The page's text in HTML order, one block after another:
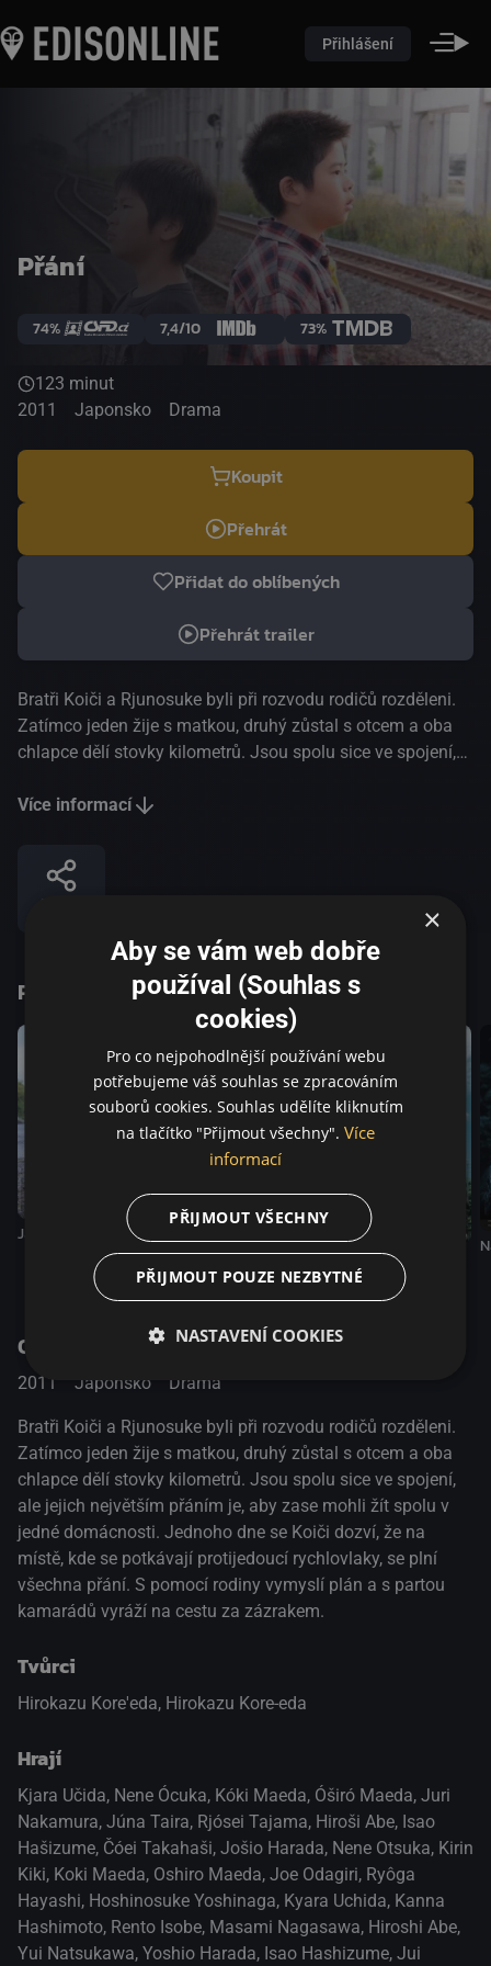
Přihlášení
Přání
74% 7,4/10 73%
123 minut
2011
Japonsko Drama
Koupit
Přehrát
Přidat do oblíbených
Přehrát trailer
Bratři Koiči a Rjunosuke byli při rozvodu rodičů rozděleni.
Zatímco jeden žije s matkou, druhý zůstal s otcem a oba
chlapce dělí stovky kilometrů. Jsou spolu sice ve spojení,
jedné domácnosti. Jednoho dne se Koiči dozví, že na
všechna přání. S pomocí rodiny vymyslí plán a s partou
kamarádů vyráží na cestu za zázrakem.
Více informací
Podobné tituly
Jaký otec, takový syn
Nafukovací panna
Po bouři
O pořadu
2011 Japonsko Drama
Bratři Koiči a Rjunosuke byli při rozvodu rodičů rozděleni.
Zatímco jeden žije s matkou, druhý zůstal s otcem a oba
chlapce dělí stovky kilometrů. Jsou spolu sice ve spojení,
ale jejich největším přáním je, aby zase mohli žít spolu v
jedné domácnosti. Jednoho dne se Koiči dozví, že na
místě, kde se potkávají protijedoucí rychlovlaky, se plní
všechna přání. S pomocí rodiny vymyslí plán a s partou
kamarádů vyráží na cestu za zázrakem.
Tvůrci
Hirokazu Kore'eda, Hirokazu Kore-eda
Hrají
Kjara Učida, Nene Ócuka, Kóki Maeda, Óširó Maeda, Juri
Nakamura, Júna Taira, Rjósei Tajama, Hiroši Abe, Isao
Hašizume, Čóei Takahaši, Jošio Harada, Nene Otsuka, Kirin
Kiki, Koki Maeda, Oshiro Maeda, Joe Odagiri, Ryôga
Hayashi, Hoshinosuke Yoshinaga, Kyara Uchida, Kanna
Hashimoto, Rento Isobe, Masami Nagasawa, Hiroshi Abe,
Yui Natsukawa, Yoshio Harada, Isao Hashizume, Jui
×
Aby se vám web dobře
používal (Souhlas s
cookies)
Pro co nejpohodlnější používání webu
potřebujeme váš souhlas se zpracováním
souborů cookies. Souhlas udělíte kliknutím
na tlačítko "Přijmout všechny". Více
informací
PŘIJMOUT VŠECHNY
PŘIJMOUT POUZE NEZBYTNÉ
NASTAVENÍ COOKIES